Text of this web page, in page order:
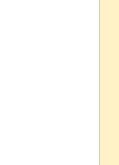
る劇的逆転勝
たチケット
図過ぎておも